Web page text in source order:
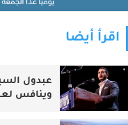
اقرأ أيضا
عبدول
وينافس